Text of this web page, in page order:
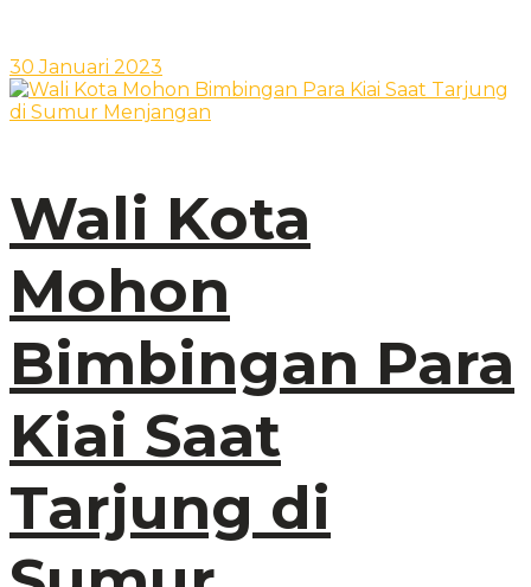
30 Januari 2023
Wali Kota
Mohon
Bimbingan Para
Kiai Saat
Tarjung di